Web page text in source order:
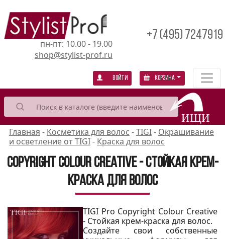
пн-пт: 10.00 - 19.00
shop@stylist-prof.ru
+7 (495) 7247919
Войти Корзина
Главная - Косметика для волос -TIGI- Окрашивание
и осветление от TIGI- Краска для волос
Copyright Colour Creative - Стойкая крем-
краска для волос
TIGI Pro Copyright Colour Creative
- Стойкая крем-краска для волос.
Создайте свои собственные